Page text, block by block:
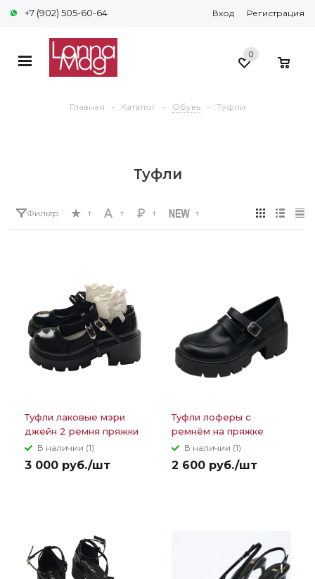
+7 (902) 505-60-64 Вход Регистрация
0
Главная - Каталог - Обувь - Туфли
Туфли
Фильтр
Туфли лаковые мэри
джейн 2 ремня пряжки
с сердцем
В наличии (1)
3 000 руб./шт
Туфли лоферы с
ремнём на пряжке
широкая рельефная
подошва
В наличии (1)
2 600 руб./шт